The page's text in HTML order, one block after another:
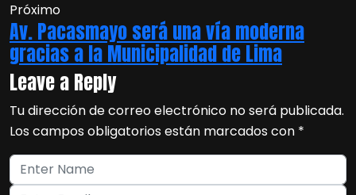
Próximo
Av. Pacasmayo será una vía moderna
gracias a la Municipalidad de Lima
Leave a Reply
Tu dirección de correo electrónico no será publicada.
Los campos obligatorios están marcados con *